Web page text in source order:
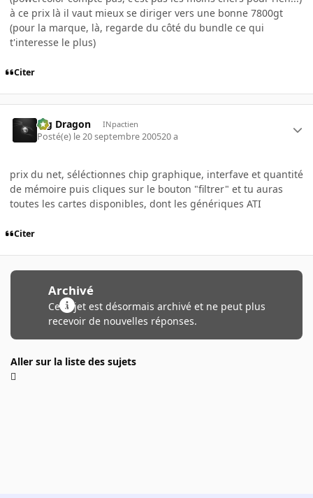
à ce prix là il vaut mieux se diriger vers une bonne 7800gt
(pour la marque, là, regarde du côté du bundle ce qui
t'interesse le plus)
Citer
Big Dragon INpactien
Posté(e) le 20 septembre 200520 a
prix du net, séléctionnes chip graphique, interfave et quantité
de mémoire puis cliques sur le bouton "filtrer" et tu auras
toutes les cartes disponibles, dont les génériques ATI
Citer
Archivé
Ce sujet est désormais archivé et ne peut plus
recevoir de nouvelles réponses.
Aller sur la liste des sujets